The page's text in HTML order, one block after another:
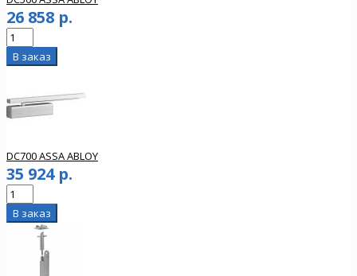
26 858 р.
DC700 ASSA ABLOY
35 924 р.